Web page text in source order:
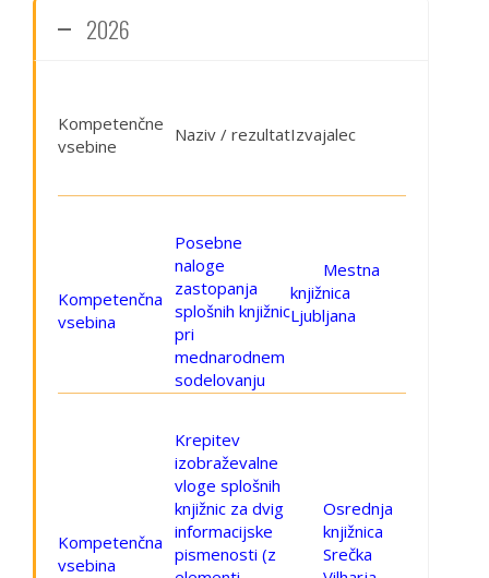
2026
Kompetenčne
vsebine
Naziv / rezultatIzvajalec
Kompetenčna
vsebina
Posebne
naloge
zastopanja
splošnih knjižnic
pri
mednarodnem
sodelovanju
Mestna
knjižnica
Ljubljana
Kompetenčna
vsebina
Krepitev
izobraževalne
vloge splošnih
knjižnic za dvig
informacijske
pismenosti (z
Osrednja
knjižnica
Srečka